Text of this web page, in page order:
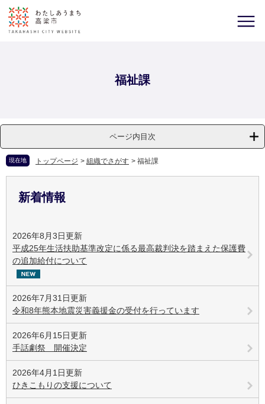
福祉課
ページ内目次
現在地 トップページ > 組織でさがす > 福祉課
新着情報
2026年8月3日更新
平成25年生活扶助基準改定に係る最高裁判決を踏まえた保護費
の追加給付について
2026年7月31日更新
令和8年熊本地震災害義援金の受付を行っています
2026年6月15日更新
手話劇祭 開催決定
2026年4月1日更新
ひきこもりの支援について